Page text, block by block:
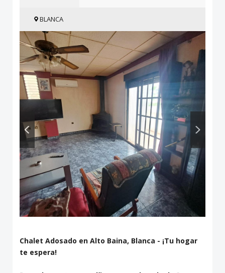
BLANCA
Chalet Adosado en Alto Baina, Blanca - ¡Tu hogar
te espera!